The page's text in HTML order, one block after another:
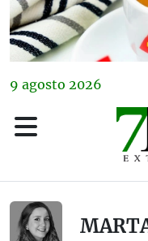
9 agosto 2026